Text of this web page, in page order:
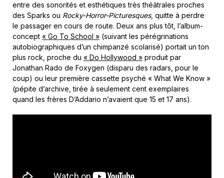
entre des sonorités et esthétiques très théâtrales proches
des Sparks ou Rocky-Horror-Picturesques, quitte à perdre
le passager en cours de route. Deux ans plus tôt, l’album-
concept « Go To School » (suivant les pérégrinations
autobiographiques d’un chimpanzé scolarisé) portait un ton
plus rock, proche du « Do Hollywood » produit par
Jonathan Rado de Foxygen (disparu des radars, pour le
coup) ou leur première cassette psyché « What We Know »
(pépite d’archive, tirée à seulement cent exemplaires
quand les frères D’Addario n’avaient que 15 et 17 ans).